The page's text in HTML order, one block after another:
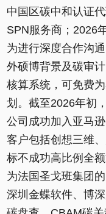
中国区碳中和认证
SPN服务商；2026
为进行深度合作沟
外硕博背景及碳审
核算系统，可免费
划。截至2026年初
公司成功加入亚马
客户包括创想三维
标不成功高比例全
为法国圣戈班集团
深圳金蝶软件、博